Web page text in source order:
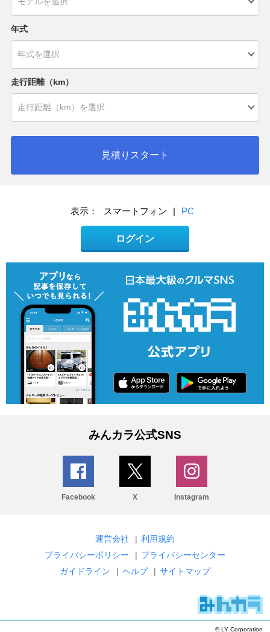
年式
走行距離（km）
見積りスタート
表示： スマートフォン | PC
ログイン
みんカラ公式SNS
Facebook X Instagram
運営会社 | 利用規約
プライバシーポリシー
| プライバシーセンター
ガイドライン
| ヘルプ | サイトマップ
© LY Corporation